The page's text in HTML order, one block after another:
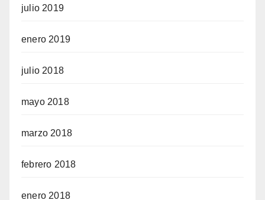
julio 2019
enero 2019
julio 2018
mayo 2018
marzo 2018
febrero 2018
enero 2018